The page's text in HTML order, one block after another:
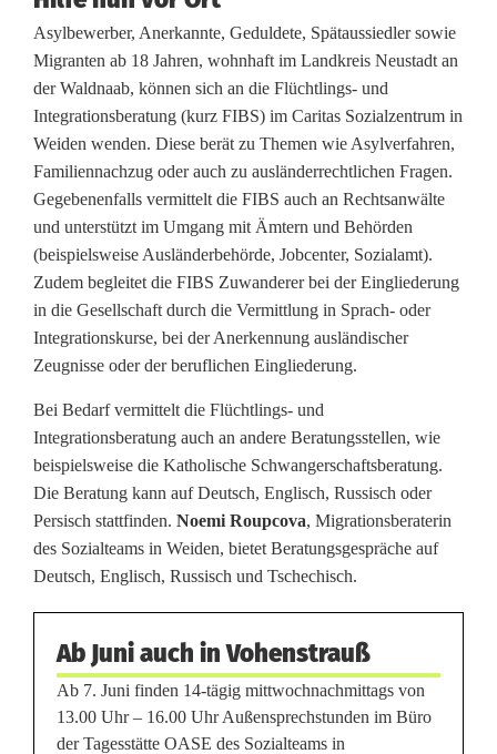
e
r
F
l
ü
c
h
t
l
i
n
g
s
-
Asylbewerber, Anerkannte, Geduldete, Spätaussiedler sowie
Migranten ab 18 Jahren, wohnhaft im Landkreis Neustadt an
der Waldnaab, können sich an die Flüchtlings- und
Integrationsberatung (kurz FIBS) im Caritas Sozialzentrum in
Weiden wenden. Diese berät zu Themen wie Asylverfahren,
Familiennachzug oder auch zu ausländerrechtlichen Fragen.
Gegebenenfalls vermittelt die FIBS auch an Rechtsanwälte
und unterstützt im Umgang mit Ämtern und Behörden
(beispielsweise Ausländerbehörde, Jobcenter, Sozialamt).
Zudem begleitet die FIBS Zuwanderer bei der Eingliederung
in die Gesellschaft durch die Vermittlung in Sprach- oder
Integrationskurse, bei der Anerkennung ausländischer
Zeugnisse oder der beruflichen Eingliederung.
Bei Bedarf vermittelt die Flüchtlings- und
Integrationsberatung auch an andere Beratungsstellen, wie
beispielsweise die Katholische Schwangerschaftsberatung.
Die Beratung kann auf Deutsch, Englisch, Russisch oder
Persisch stattfinden. Noemi Roupcova, Migrationsberaterin
des Sozialteams in Weiden, bietet Beratungsgespräche auf
Deutsch, Englisch, Russisch und Tschechisch.
Ab Juni auch in Vohenstrauß
Ab 7. Juni finden 14-tägig mittwochnachmittags von
13.00 Uhr – 16.00 Uhr Außensprechstunden im Büro
der Tagesstätte OASE des Sozialteams in